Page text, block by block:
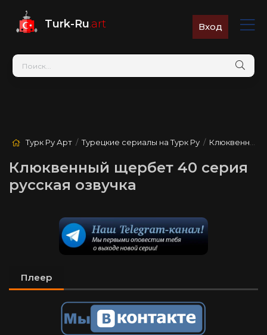
Turk-Ru.art Вход
Турк Ру Арт /Турецкие сериалы на Турк Ру / Клюквенный щербет
Клюквенный щербет 40 серия
русская озвучка
Плеер